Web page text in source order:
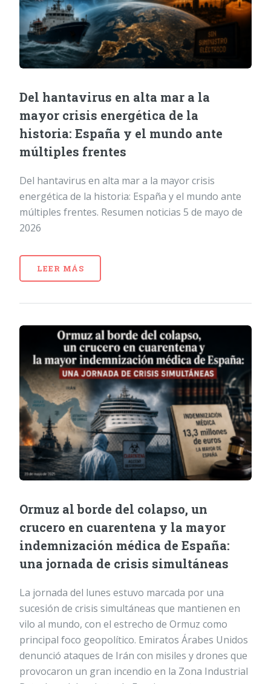
Del hantavirus en alta mar a la
mayor crisis energética de la
historia: España y el mundo ante
múltiples frentes
Del hantavirus en alta mar a la mayor crisis
energética de la historia: España y el mundo ante
múltiples frentes. Resumen noticias 5 de mayo de
2026
LEER MÁS
Ormuz al borde del colapso, un
crucero en cuarentena y la mayor
indemnización médica de España:
una jornada de crisis simultáneas
La jornada del lunes estuvo marcada por una
sucesión de crisis simultáneas que mantienen en
vilo al mundo, con el estrecho de Ormuz como
principal foco geopolítico. Emiratos Árabes Unidos
denunció ataques de Irán con misiles y drones que
provocaron un gran incendio en la Zona Industrial